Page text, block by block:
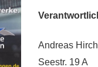
Andreas
Seestr. 19 A